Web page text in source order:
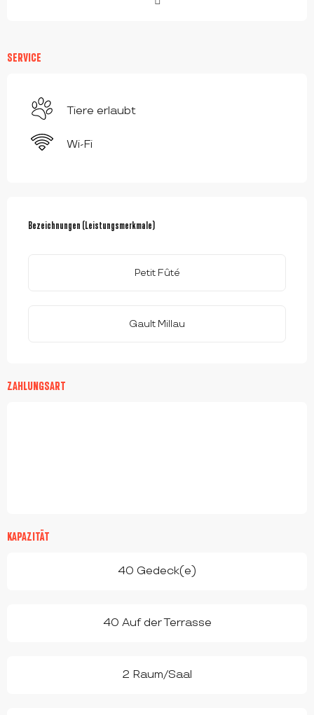
SERVICE
Tiere erlaubt
Wi-Fi
Bezeichnungen (Leistungsmerkmale)
Bezeichnungen (Leistungsmerkmale)
Petit Fûté
Gault Millau
ZAHLUNGSART
KAPAZITÄT
40 Gedeck(e)
40 Auf der Terrasse
2 Raum/Saal